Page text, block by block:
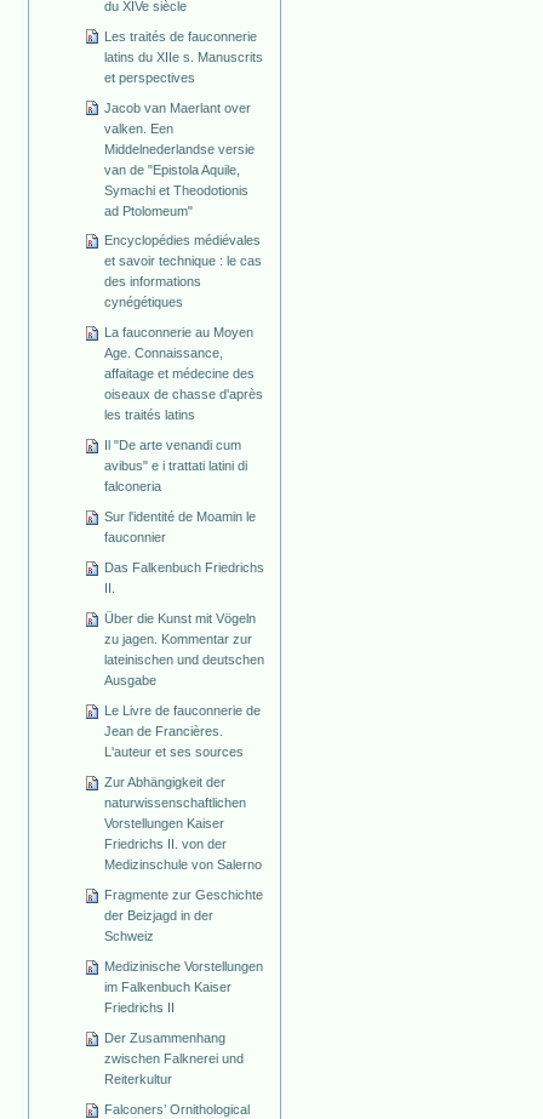
du XIVe siècle
Les traités de fauconnerie
latins du XIIe s. Manuscrits
et perspectives
Jacob van Maerlant over
valken. Een
Middelnederlandse versie
van de "Epistola Aquile,
Symachi et Theodotionis
ad Ptolomeum"
Encyclopédies médiévales
et savoir technique : le cas
des informations
cynégétiques
La fauconnerie au Moyen
Age. Connaissance,
affaitage et médecine des
oiseaux de chasse d'après
les traités latins
Il "De arte venandi cum
avibus" e i trattati latini di
falconeria
Sur l'identité de Moamin le
fauconnier
Das Falkenbuch Friedrichs
Über die Kunst mit Vögeln
zu jagen. Kommentar zur
lateinischen und deutschen
Ausgabe
Le Livre de fauconnerie de
Jean de Francières.
L'auteur et ses sources
Zur Abhängigkeit der
naturwissenschaftlichen
Vorstellungen Kaiser
Friedrichs II. von der
Medizinschule von Salerno
Fragmente zur Geschichte
der Beizjagd in der
Schweiz
Medizinische Vorstellungen
im Falkenbuch Kaiser
Friedrichs II
Der Zusammenhang
zwischen Falknerei und
Reiterkultur
Falconers’ Ornithological